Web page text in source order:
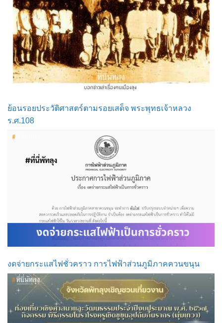
ย้อนรอยประวัติศาสตร์ตามรอยเสด็จ พระพุทธเจ้าหลวง
ร.ศ.108
งดจ่ายกระแสไฟชั่วคราว การไฟฟ้าส่วนภูมิภาคควนขนุน